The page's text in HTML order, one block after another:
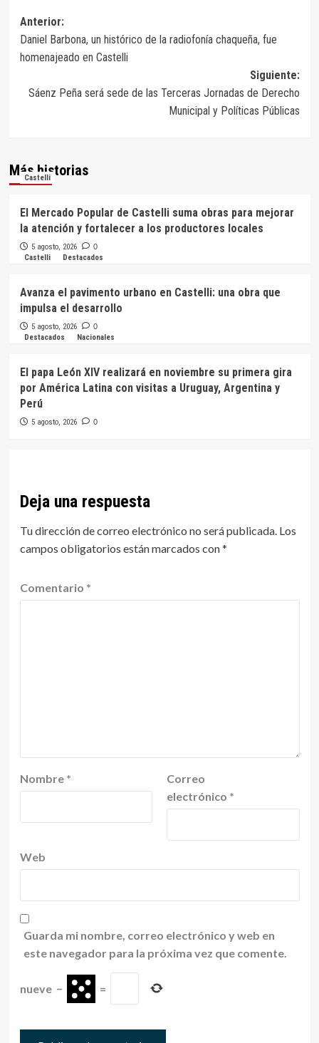
Navegación
de
entradas
Anterior:
Daniel Barbona, un histórico de la radiofonía chaqueña, fue
homenajeado en Castelli
Siguiente:
Sáenz Peña será sede de las Terceras Jornadas de Derecho
Municipal y Políticas Públicas
Más historias
Castelli
El Mercado Popular de Castelli suma obras para mejorar
la atención y fortalecer a los productores locales
5 agosto, 2026 0
Castelli Destacados
Avanza el pavimento urbano en Castelli: una obra que
impulsa el desarrollo
5 agosto, 2026 0
Destacados Nacionales
El papa León XIV realizará en noviembre su primera gira
por América Latina con visitas a Uruguay, Argentina y
Perú
5 agosto, 2026 0
Deja una respuesta
Tu dirección de correo electrónico no será publicada. Los
campos obligatorios están marcados con*
Comentario *
Nombre *
Correo
electrónico *
Web
Guarda mi nombre, correo electrónico y web en
este navegador para la próxima vez que comente.
nueve − =